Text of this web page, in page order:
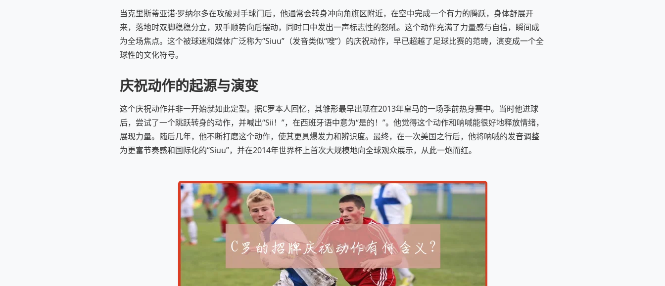
当克里斯蒂亚诺·罗纳尔多在攻破对手球门后，他通常会转身冲向角旗区附近，在空中完成一个有力的腾跃，身体舒展开
来，落地时双脚稳稳分立，双手顺势向后摆动，同时口中发出一声标志性的怒吼。这个动作充满了力量感与自信，瞬间成
为全场焦点。这个被球迷和媒体广泛称为“Siuu”（发音类似“嗖”）的庆祝动作，早已超越了足球比赛的范畴，演变成一个全
球性的文化符号。
庆祝动作的起源与演变
这个庆祝动作并非一开始就如此定型。据C罗本人回忆，其雏形最早出现在2013年皇马的一场季前热身赛中。当时他进球
后，尝试了一个跳跃转身的动作，并喊出“Sii！”，在西班牙语中意为“是的！”。他觉得这个动作和呐喊能很好地释放情绪，
展现力量。随后几年，他不断打磨这个动作，使其更具爆发力和辨识度。最终，在一次美国之行后，他将呐喊的发音调整
为更富节奏感和国际化的“Siuu”，并在2014年世界杯上首次大规模地向全球观众展示，从此一炮而红。